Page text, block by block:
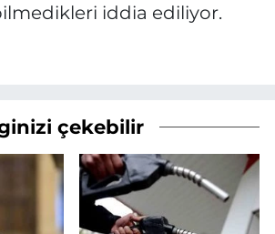
bilmedikleri iddia ediliyor.
çekebilir